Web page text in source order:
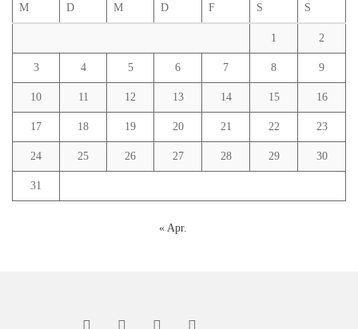
M D M D F S S
1 2
3 4 5 6 7 8 9
10 11 12 13 14 15 16
17 18 19 20 21 22 23
24 25 26 27 28 29 30
31
« Apr.